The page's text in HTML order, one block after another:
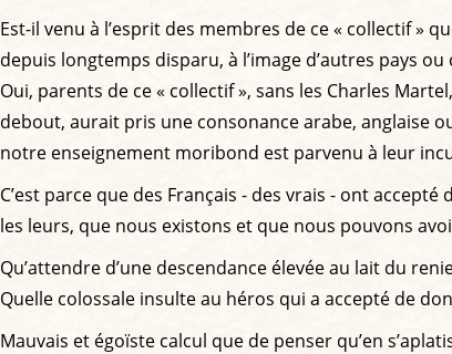
Est-il venu à l’esprit des membres de ce « collectif »
depuis longtemps disparu, à l’image d’autres pays ou
Oui, parents de ce « collectif », sans les Charles
debout, aurait pris une consonance arabe, anglaise
notre enseignement moribond est parvenu à leur
C’est parce que des Français - des vrais - ont
les leurs, que nous existons et que nous pouvons
Qu’attendre d’une descendance élevée au lait du
Quelle colossale insulte au héros qui a accepté de
Mauvais et égoïste calcul que de penser qu’en